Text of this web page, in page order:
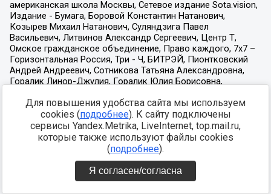
Для повышения удобства сайта мы используем
cookies (подробнее). К сайту подключены
сервисы Yandex.Metrika, LiveInternet, top.mail.ru,
которые также используют файлы cookies
(подробнее).
Я согласен/согласна